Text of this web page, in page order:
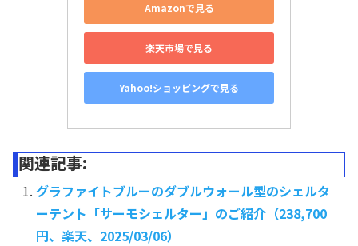
Amazonで見る
楽天市場で見る
Yahoo!ショッピングで見る
関連記事:
グラファイトブルーのダブルウォール型のシェルタ
ーテント「サーモシェルター」のご紹介（238,700
円、楽天、2025/03/06）